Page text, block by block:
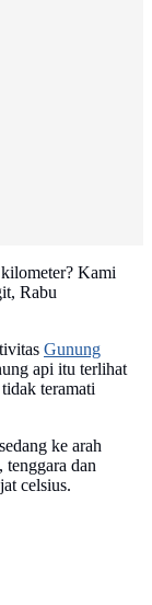
Kami
Rabu
Gunung
api itu terlihat
teramati
ke arah
tenggara dan
celsius.